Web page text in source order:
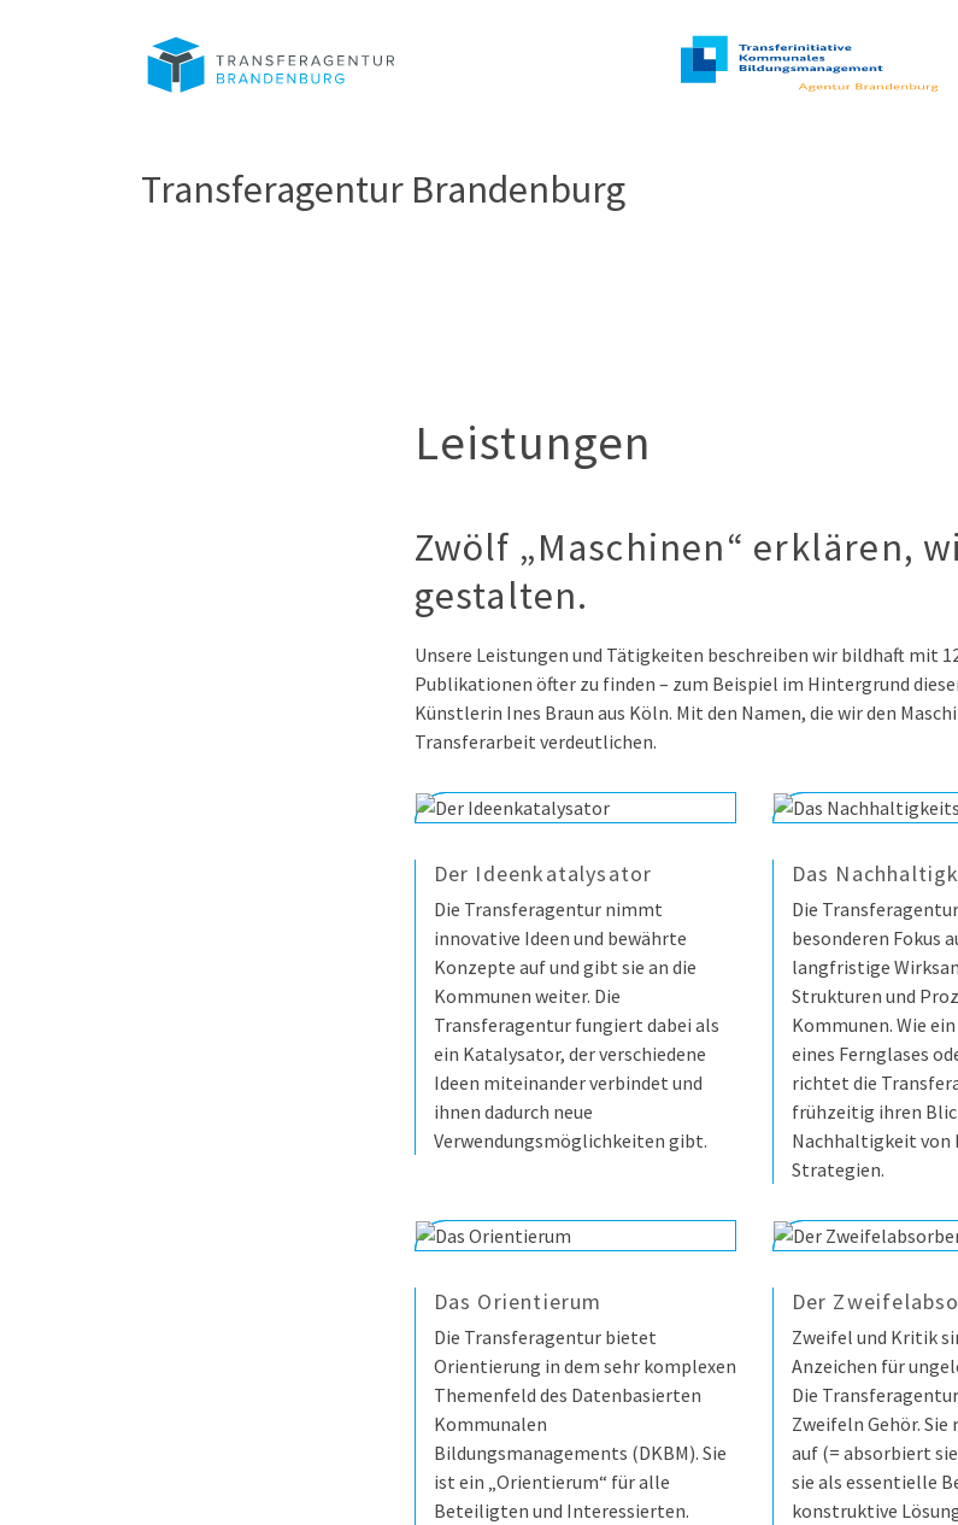
Transferagentur Brandenburg
Leistungen
Zwölf „Maschinen“ erklären,
gestalten.
Unsere Leistungen und Tätigkeiten beschreiben wir bildhaft mit
Publikationen öfter zu finden – zum Beispiel im Hintergrund
Künstlerin Ines Braun aus Köln. Mit den Namen, die wir den
Transferarbeit verdeutlichen.
Der Ideenkatalysator
Die Transferagentur nimmt
innovative Ideen und bewährte
Konzepte auf und gibt sie an die
Kommunen weiter. Die
Transferagentur fungiert dabei als
ein Katalysator, der verschiedene
Ideen miteinander verbindet und
ihnen dadurch neue
Verwendungsmöglichkeiten gibt.
Das
Die
besonderen Fokus
langfristige
Strukturen und
Kommunen. Wie
eines Fernglases
richtet die
frühzeitig ihren
Nachhaltigkeit von
Strategien.
Das Orientierum
Die Transferagentur bietet
Orientierung in dem sehr komplexen
Themenfeld des Datenbasierten
Kommunalen
Bildungsmanagements (DKBM). Sie
ist ein „Orientierum“ für alle
Beteiligten und Interessierten.
Der
Zweifel und Kritik
Anzeichen für
Die
Zweifeln Gehör.
auf (= absorbiert
sie als essentielle
konstruktive